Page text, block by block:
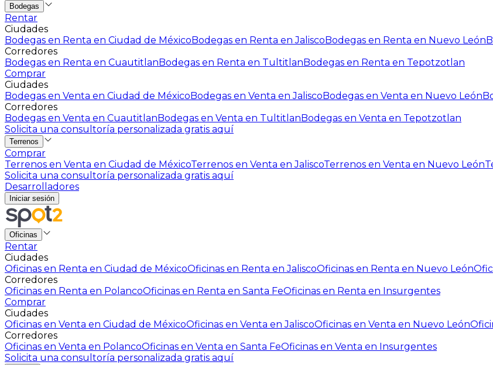
Bodegas
Rentar
Ciudades
Bodegas en Renta en Ciudad de MéxicoBodegas en Renta en JaliscoBodegas en Renta en Nuevo León
Corredores
Bodegas en Renta en CuautitlanBodegas en Renta en TultitlanBodegas en Renta en Tepotzotlan
Comprar
Ciudades
Bodegas en Venta en Ciudad de MéxicoBodegas en Venta en JaliscoBodegas en Venta en Nuevo León
Corredores
Bodegas en Venta en CuautitlanBodegas en Venta en TultitlanBodegas en Venta en Tepotzotlan
Solicita una consultoría personalizada gratis aquí
Terrenos
Comprar
Terrenos en Venta en Ciudad de MéxicoTerrenos en Venta en JaliscoTerrenos en Venta en Nuevo León
Solicita una consultoría personalizada gratis aquí
Desarrolladores
Iniciar sesión
Oficinas
Rentar
Ciudades
Oficinas en Renta en Ciudad de MéxicoOficinas en Renta en JaliscoOficinas en Renta en Nuevo León
Corredores
Oficinas en Renta en PolancoOficinas en Renta en Santa FeOficinas en Renta en Insurgentes
Comprar
Ciudades
Oficinas en Venta en Ciudad de MéxicoOficinas en Venta en JaliscoOficinas en Venta en Nuevo León
Corredores
Oficinas en Venta en PolancoOficinas en Venta en Santa FeOficinas en Venta en Insurgentes
Solicita una consultoría personalizada gratis aquí